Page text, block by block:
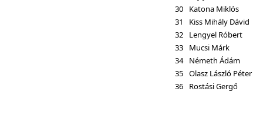
30
Katona Miklós
31
Kiss Mihály Dávid
32
Lengyel Róbert
33
Mucsi Márk
34
Németh Ádám
35 Olasz László Péter
36
Rostási Gergő